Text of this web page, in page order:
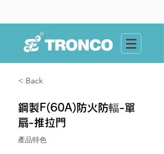
< Back
鋼製F(60A)防火防輻-單
扇-推拉門
產品特色